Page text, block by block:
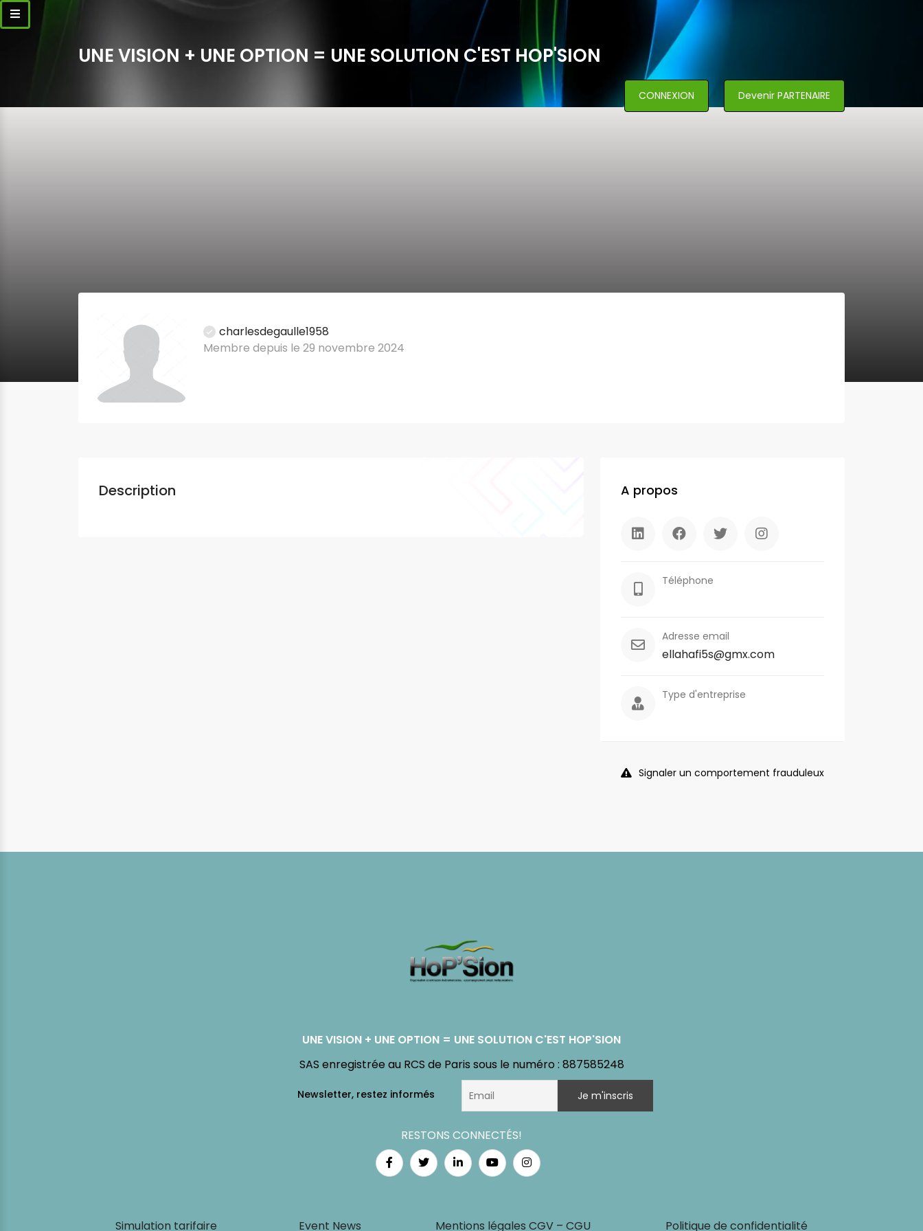
UNE VISION + UNE OPTION = UNE SOLUTION C'EST HOP'SION
CONNEXION Devenir PARTENAIRE
charlesdegaulle1958
Membre depuis le 29 novembre 2024
Description A propos
Téléphone
Adresse email
ellahafi5s@gmx.com
Type d'entreprise
Signaler un comportement frauduleux
UNE VISION + UNE OPTION = UNE SOLUTION C'EST HOP'SION
SAS enregistrée au RCS de Paris sous le numéro : 887585248
RESTONS CONNECTÉS!
Simulation tarifaire Event News Mentions légales CGV – CGU Politique de confidentialité